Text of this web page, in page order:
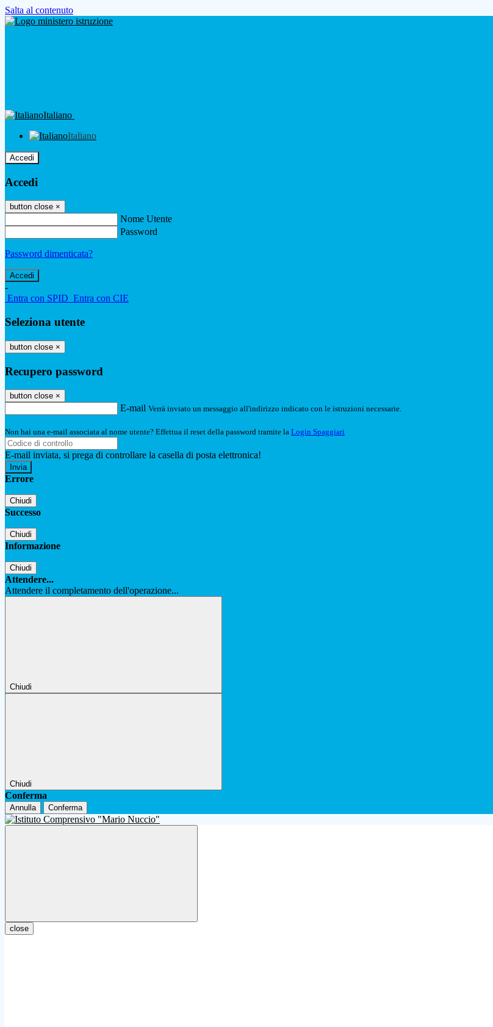
Salta al contenuto
Italiano
Italiano
Accedi
Accedi
button close ×
Nome Utente
Password
Password dimenticata?
-
Entra con SPID Entra con CIE
Seleziona utente
button close ×
Recupero password
button close ×
E-mail Verrà inviato un messaggio all'indirizzo indicato con le istruzioni necessarie.
Non hai una e-mail associata al nome utente? Effettua il reset della password tramite la Login Spaggiari
E-mail inviata, si prega di controllare la casella di posta elettronica!
Errore
Chiudi
Successo
Chiudi
Informazione
Chiudi
Attendere...
Attendere il completamento dell'operazione...
Chiudi
Chiudi
Conferma
Annulla Conferma
close